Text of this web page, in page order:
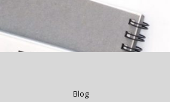
Blog